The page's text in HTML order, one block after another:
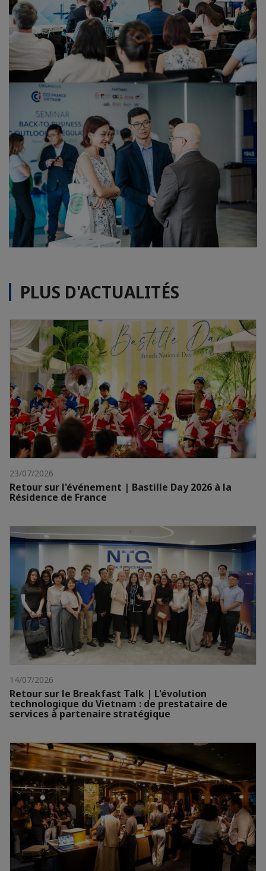
PLUS D'ACTUALITÉS
23/07/2026
Retour sur l'événement | Bastille Day 2026 à la
Résidence de France
14/07/2026
Retour sur le Breakfast Talk | L'évolution
technologique du Vietnam : de prestataire de
services à partenaire stratégique